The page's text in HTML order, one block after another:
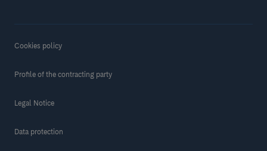
Cookies policy
Profile of the contracting party
Legal Notice
Data protection